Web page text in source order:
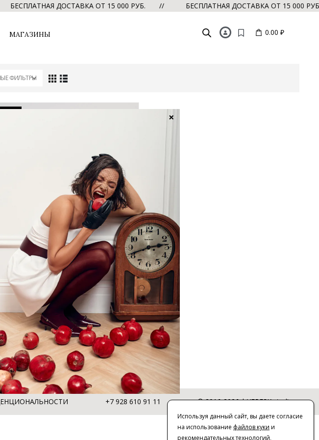
ДОСТАВКА ОТ 15 000 РУБ. // БЕСПЛАТНАЯ ДОСТАВКА ОТ 15
МАГАЗИНЫ 0.00 ₽
ФИЛЬТРЫ
VERESK label с пайетками
₽ 4,150.00₽
+7 928 610 91 11 © 2016-2026 | VERESK studio
Используя данный сайт, вы даете согласие
на использование файлов куки и
рекомендательных технологий,
×